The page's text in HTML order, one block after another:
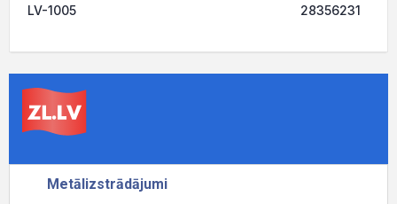
LV-1005
28356231